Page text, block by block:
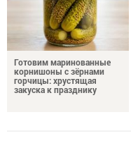
Готовим маринованные
корнишоны с зёрнами
горчицы: хрустящая
закуска к празднику